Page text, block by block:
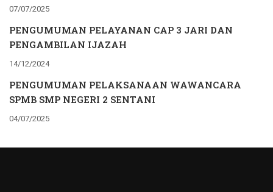
07/07/2025
PENGUMUMAN PELAYANAN CAP 3 JARI DAN
PENGAMBILAN IJAZAH
14/12/2024
PENGUMUMAN PELAKSANAAN WAWANCARA
SPMB SMP NEGERI 2 SENTANI
04/07/2025